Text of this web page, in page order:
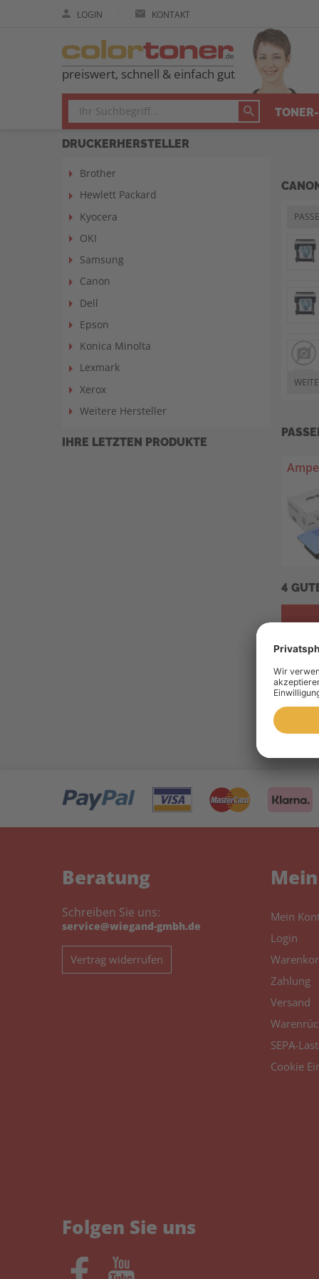
LOGIN KONTAKT
preiswert, schnell & einfach gut
DRUCKERHERSTELLER
Brother
Hewlett Packard
Kyocera
OKI
Samsung
Canon
Dell
Epson
Konica Minolta
Lexmark
Xerox
Weitere Hersteller
IHRE LETZTEN PRODUKTE
4
10
Toner
Beratung
Schreiben Sie uns:
service@wiegand-gmbh.de
Vertrag widerrufen
Mein
Login
Zahlung
Versand
SEPA-
Cookie
Folgen Sie uns